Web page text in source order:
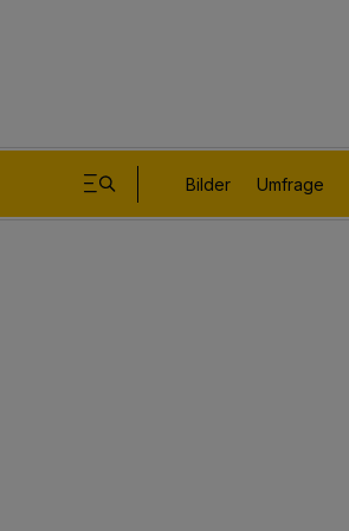
Bilder Umfrage